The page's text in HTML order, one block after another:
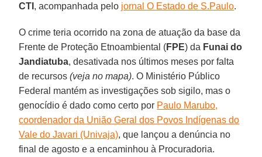
CTI , acompanhada pelo jornal O Estado de S.Paulo.
O crime teria ocorrido na zona de atuação da base da
Frente de Proteção Etnoambiental (FPE) da Funai do
Jandiatuba, desativada nos últimos meses por falta
de recursos(veja no mapa). O Ministério Público
Federal mantém as investigações sob sigilo, mas o
genocídio é dado como certo por Paulo Marubo,
coordenador da União Geral dos Povos Indígenas do
Vale do Javari (Univaja), que lançou a denúncia no
final de agosto e a encaminhou à Procuradoria.